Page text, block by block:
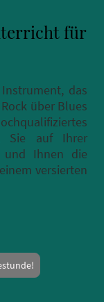
für
das
über Blues
Sie auf Ihrer
und Ihnen die
versierten